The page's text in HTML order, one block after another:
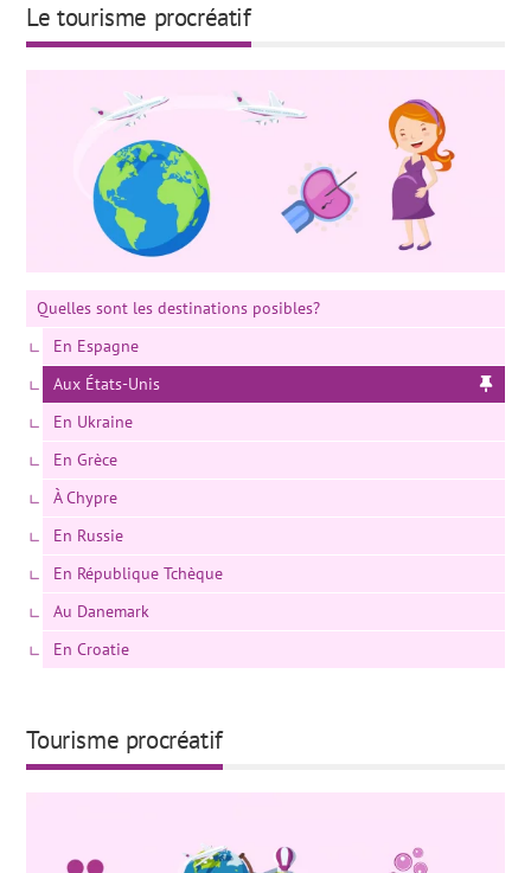
Le tourisme procréatif
Quelles sont les destinations posibles?
En Espagne
Aux États-Unis
En Ukraine
En Grèce
À Chypre
En Russie
En République Tchèque
Au Danemark
En Croatie
Tourisme procréatif